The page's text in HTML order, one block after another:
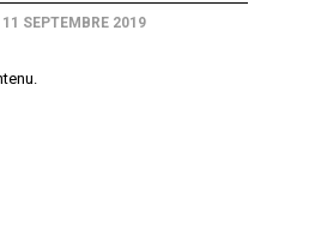
11 SEPTEMBRE 2019